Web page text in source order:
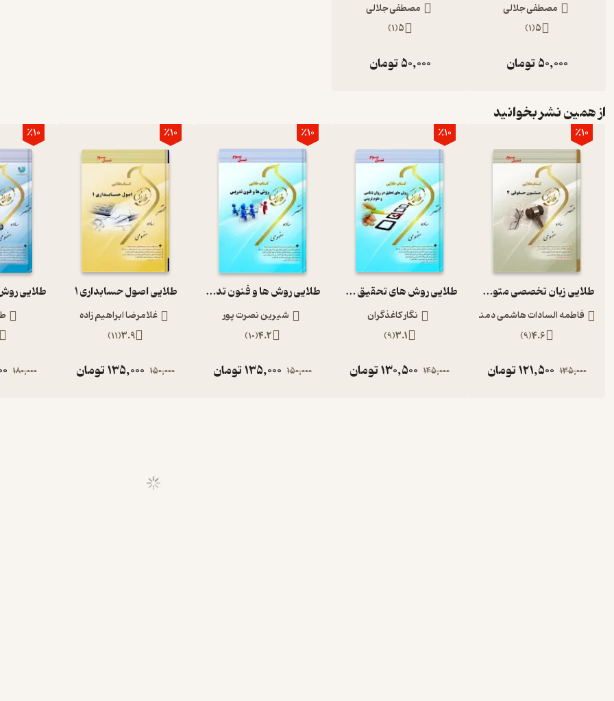
مصطفی جلالی
5
(
1
)
50,000تومان
مصطفی جلالی
5
(
1
)
50,000تومان
از همین نشر بخوانید
٪10
طلایی زبان تخصصی متون حقوقی 4
فاطمه السادات هاشمی دمنه
4.6
(
9
)
135,000
121,500تومان
٪10
طلایی روش های تحقیق در روان شناسی و علوم تربیتی
نگار کاغذگران
3.1
(
9
)
145,000
130,500تومان
٪10
طلایی روش ها و فنون تدریس
شیرین نصرت پور
4.2
(
10
)
150,000
135,000تومان
٪10
طلایی اصول حسابداری 1
غلامرضا ابراهیم زاده
3.9
(
11
)
150,000
135,000تومان
٪10
180,000